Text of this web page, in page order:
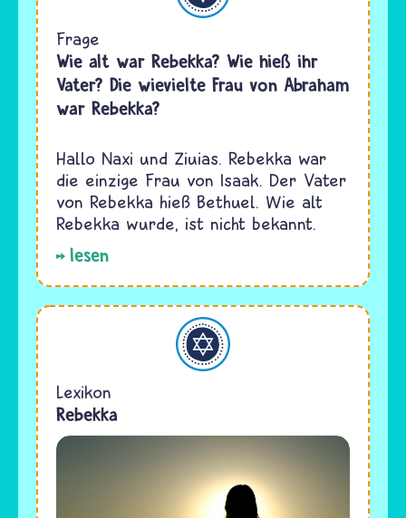
Frage
Wie alt war Rebekka? Wie hieß ihr
Vater? Die wievielte Frau von Abraham
war Rebekka?
Hallo Naxi und Ziuias. Rebekka war
die einzige Frau von Isaak. Der Vater
von Rebekka hieß Bethuel. Wie alt
Rebekka wurde, ist nicht bekannt.
lesen
Judentum
Lexikon
Rebekka